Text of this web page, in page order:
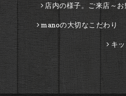
店内の様子。ご来店～お
manoの大切なこだわり
キ